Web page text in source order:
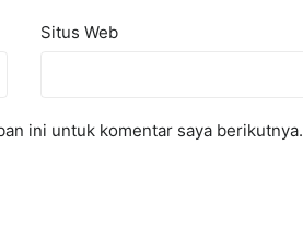
Situs Web
ini untuk komentar saya berikutnya.